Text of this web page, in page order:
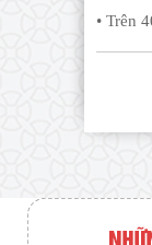
• Trên